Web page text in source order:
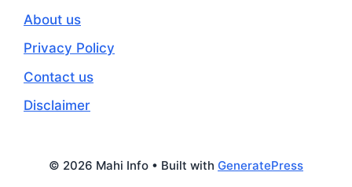
About us
Privacy Policy
Contact us
Disclaimer
© 2026 Mahi Info • Built with GeneratePress